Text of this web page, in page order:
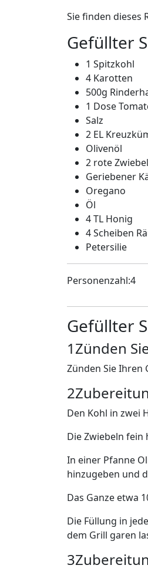
Sie finden dieses
Gefüllter
1 Spitzkohl
4 Karotten
500g
1 Dose
Salz
2 EL
Olivenöl
2 rote
Geriebener
Oregano
Öl
4 TL Honig
4 Scheiben
Petersilie
Personenzahl:4
Gefüllter
1Zünden
Zünden Sie
2
Den Kohl in zwei
Die Zwiebeln fein
In einer Pfanne
hinzugeben und
Das Ganze etwa
Die Füllung in
dem Grill garen
3